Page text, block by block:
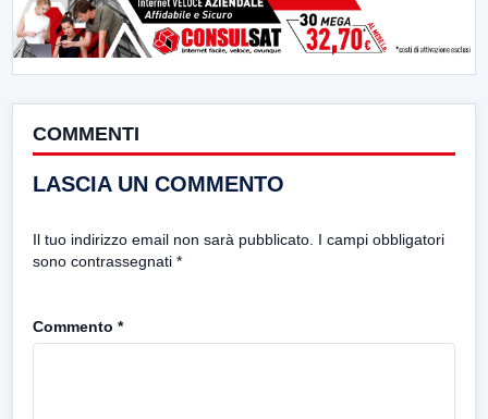
COMMENTI
LASCIA UN COMMENTO
Il tuo indirizzo email non sarà pubblicato. I campi obbligatori
sono contrassegnati *
Commento *